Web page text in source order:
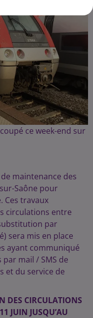
ce week-end sur
maintenance des
Saône pour
Ces travaux
circulations entre
par
sera mis en place
ayant communiqué
mail / SMS de
et du service de
DES CIRCULATIONS
JUIN JUSQU’AU